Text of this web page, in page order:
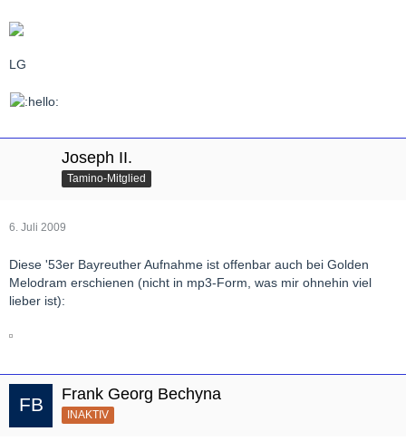
LG
Joseph II.
Tamino-Mitglied
6. Juli 2009
Diese '53er Bayreuther Aufnahme ist offenbar auch bei Golden
Melodram erschienen (nicht in mp3-Form, was mir ohnehin viel
lieber ist):
Frank Georg Bechyna
INAKTIV